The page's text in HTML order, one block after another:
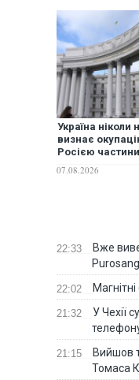
Україна ніколи
визнає
Росією частини
07.08.2026
22:33
Вже
22:02
21:32
У Чехії
21:15
Вийшов
Томаса